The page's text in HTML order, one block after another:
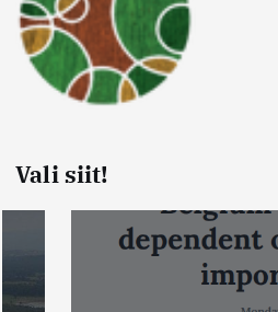
Vali siit!